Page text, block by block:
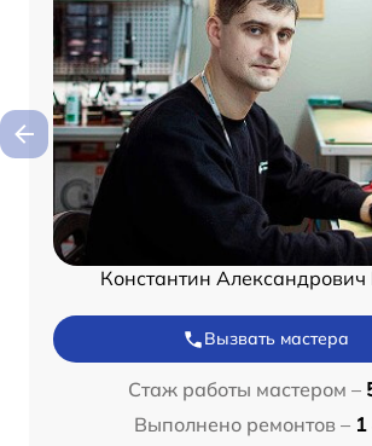
Константин
Вызвать мастера
Стаж работы мастером –
Выполнено ремонтов –